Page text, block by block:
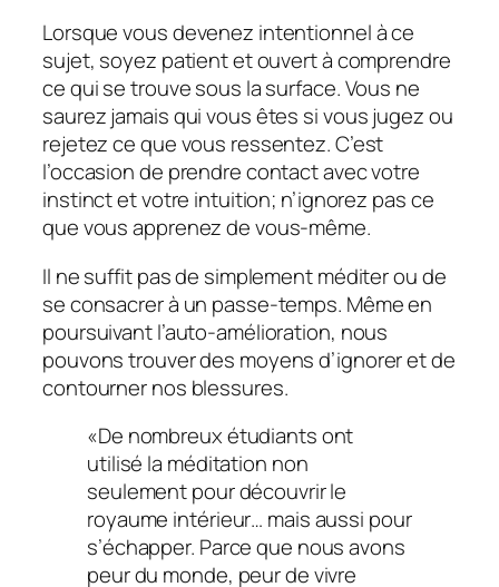
Lorsque vous devenez intentionnel à ce
sujet, soyez patient et ouvert à comprendre
ce qui se trouve sous la surface. Vous ne
saurez jamais qui vous êtes si vous jugez ou
rejetez ce que vous ressentez. C’est
l’occasion de prendre contact avec votre
instinct et votre intuition; n’ignorez pas ce
que vous apprenez de vous-même.
Il ne suffit pas de simplement méditer ou de
se consacrer à un passe-temps. Même en
poursuivant l’auto-amélioration, nous
pouvons trouver des moyens d’ignorer et de
contourner nos blessures.
«De nombreux étudiants ont
utilisé la méditation non
seulement pour découvrir le
royaume intérieur… mais aussi pour
s’échapper. Parce que nous avons
peur du monde, peur de vivre